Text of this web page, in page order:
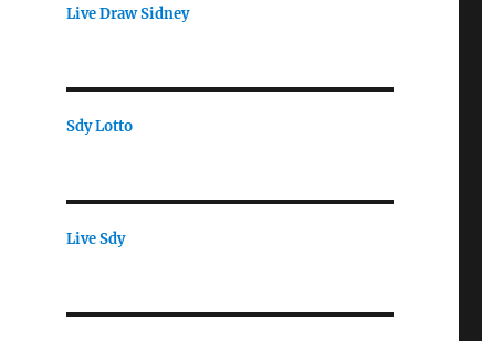
Live Draw Sidney
Sdy Lotto
Live Sdy